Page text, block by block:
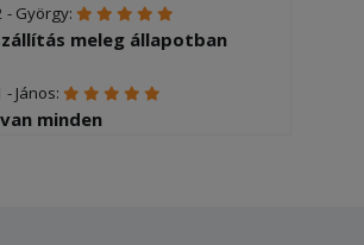
- György:
meleg állapotban
János:
minden